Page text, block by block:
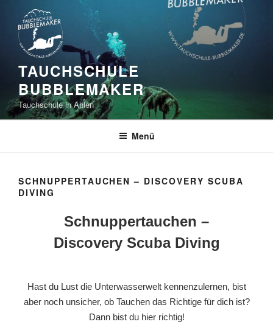
springen
TAUCHSCHULE
BUBBLEMAKER
Tauchschule in Ahlen
Menü
SCHNUPPERTAUCHEN – DISCOVERY SCUBA
DIVING
Schnuppertauchen –
Discovery Scuba Diving
Hast du Lust die Unterwasserwelt kennenzulernen, bist
aber noch unsicher, ob Tauchen das Richtige für dich ist?
Dann bist du hier richtig!